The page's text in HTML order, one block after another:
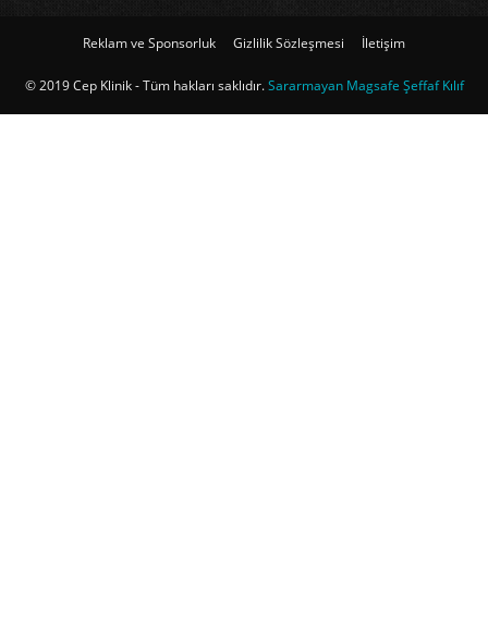
Reklam ve Sponsorluk Gizlilik Sözleşmesi İletişim
© 2019 Cep Klinik - Tüm hakları saklıdır.Sararmayan Magsafe Şeffaf Kılıf